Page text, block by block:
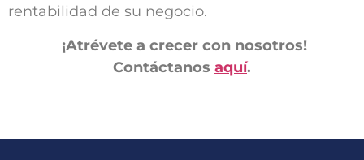
rentabilidad de su negocio.
¡Atrévete a crecer con nosotros!
Contáctanos aquí.